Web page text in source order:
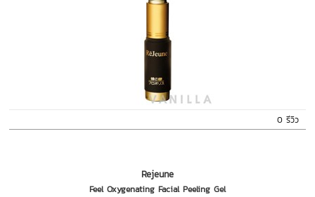
0 รีวิว
Rejeune
Feel Oxygenating Facial Peeling Gel